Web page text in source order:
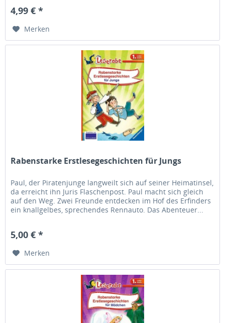
4,99 € *
Merken
Rabenstarke Erstlesegeschichten für Jungs
Paul, der Piratenjunge langweilt sich auf seiner Heimatinsel,
da erreicht ihn Juris Flaschenpost. Paul macht sich gleich
auf den Weg. Zwei Freunde entdecken im Hof des Erfinders
ein knallgelbes, sprechendes Rennauto. Das Abenteuer...
5,00 € *
Merken